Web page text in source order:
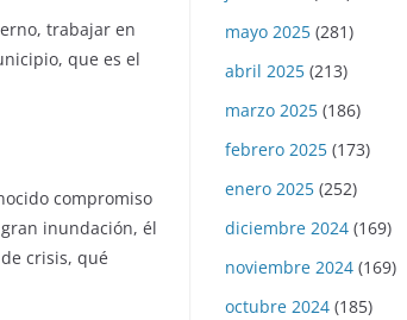
trabajar en
que es el
compromiso
inundación, él
crisis, qué
mayo 2025 (281)
abril 2025 (213)
marzo 2025 (186)
febrero 2025 (173)
enero 2025 (252)
diciembre 2024 (169)
noviembre 2024 (169)
octubre 2024 (185)